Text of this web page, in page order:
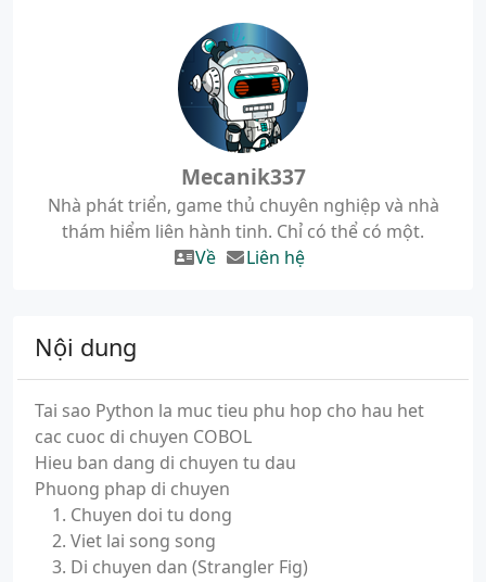
Mecanik337
Nhà phát triển, game thủ chuyên nghiệp và nhà
thám hiểm liên hành tinh. Chỉ có thể có một.
Về
Liên hệ
Nội dung
Tai sao Python la muc tieu phu hop cho hau het
cac cuoc di chuyen COBOL
Hieu ban dang di chuyen tu dau
Phuong phap di chuyen
1. Chuyen doi tu dong
2. Viet lai song song
3. Di chuyen dan (Strangler Fig)